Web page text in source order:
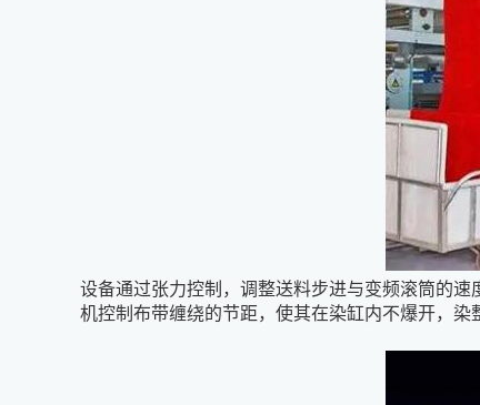
设备通过张力控制，调整送料步进与变频滚筒的
机控制布带缠绕的节距，使其在染缸内不爆开，